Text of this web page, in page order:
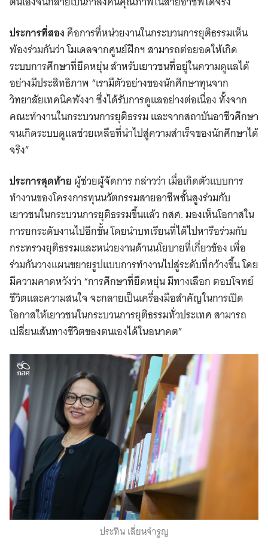
ประการที่สองคือการที่หน่วยงานในกระบวนการยุติธรรมเห็น
พ้องร่วมกันว่า โมเดลจากศูนย์ฝึกฯ สามารถต่อยอดให้เกิด
ระบบการศึกษาที่ยืดหยุ่น สำหรับเยาวชนที่อยู่ในความดูแลได้
อย่างมีประสิทธิภาพ “เรามีตัวอย่างของนักศึกษาทุนจาก
วิทยาลัยเทคนิคพังงา ซึ่งได้รับการดูแลอย่างต่อเนื่อง ทั้งจาก
คณะทำงานในกระบวนการยุติธรรม และจากสถาบันอาชีวศึกษา
จนเกิดระบบดูแลช่วยเหลือที่นำไปสู่ความสำเร็จของนักศึกษาได้
จริง”
ประการสุดท้าย ผู้ช่วยผู้จัดการ กล่าวว่า เมื่อเกิดตัวแบบการ
ทำงานของโครงการทุนนวัตกรรมสายอาชีพชั้นสูงร่วมกับ
เยาวชนในกระบวนการยุติธรรมขึ้นแล้ว กสศ. มองเห็นโอกาสใน
การยกระดับงานไปอีกขั้น โดยนำบทเรียนที่ได้ไปหารือร่วมกับ
กระทรวงยุติธรรมและหน่วยงานด้านนโยบายที่เกี่ยวข้อง เพื่อ
ร่วมกันวางแผนขยายรูปแบบการทำงานไปสู่ระดับที่กว้างขึ้น โดย
มีความคาดหวังว่า “การศึกษาที่ยืดหยุ่น มีทางเลือก ตอบโจทย์
ชีวิตและความสนใจ จะกลายเป็นเครื่องมือสำคัญในการเปิด
โอกาสให้เยาวชนในกระบวนการยุติธรรมทั่วประเทศ สามารถ
เปลี่ยนเส้นทางชีวิตของตนเองได้ในอนาคต”
ประทิน เลี่ยนจำรูญ